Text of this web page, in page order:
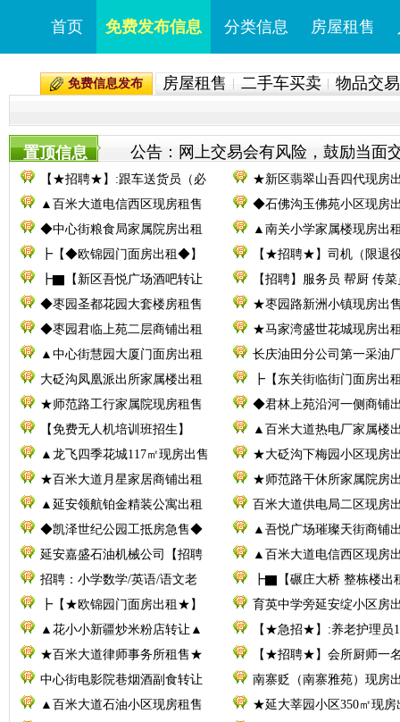
首页 免费发布信息 分类信息 房屋租售
免费信息发布 房屋租售 二手车买卖 物品交易
置顶信息 公告：网上交易会有风险，鼓励当面
【★招聘★】:跟车送货员（必
★新区翡翠山吾四代现房
▲百米大道电信西区现房租售
◆石佛沟玉佛苑小区现房
◆中心街粮食局家属院房出租
▲南关小学家属楼现房出
┣【◆欧锦园门面房出租◆】
【★招聘★】司机（限退
┣▇【新区吾悦广场酒吧转让
【招聘】服务员 帮厨 传菜
◆枣园圣都花园大套楼房租售
★枣园路新洲小镇现房出
◆枣园君临上苑二层商铺出租
★马家湾盛世花城现房出
▲中心街慧园大厦门面房出租
长庆油田分公司第一采油
大砭沟凤凰派出所家属楼出租
┣【东关街临街门面房出
★师范路工行家属院现房租售
◆君林上苑沿河一侧商铺
【免费无人机培训班招生】
▲百米大道热电厂家属楼
▲龙飞四季花城117㎡现房出售
★大砭沟下梅园小区现房
★百米大道月星家居商铺出租
★师范路干休所家属院房
▲延安领航铂金精装公寓出租
百米大道供电局二区现房
◆凯泽世纪公园工抵房急售◆
▲吾悦广场璀璨天街商铺
延安嘉盛石油机械公司【招聘
▲百米大道电信西区现房
招聘：小学数学/英语/语文老
┣▇【碾庄大桥 整栋楼出
┣【★欧锦园门面房出租★】
育英中学旁延安绽小区房
▲花小小新疆炒米粉店转让▲
【★急招★】:养老护理员
★百米大道律师事务所租售★
【★招聘★】会所厨师一
中心街电影院巷烟酒副食转让
南寨贬（南寨雅苑）现房
▲百米大道石油小区现房租售
★延大莘园小区350㎡现房